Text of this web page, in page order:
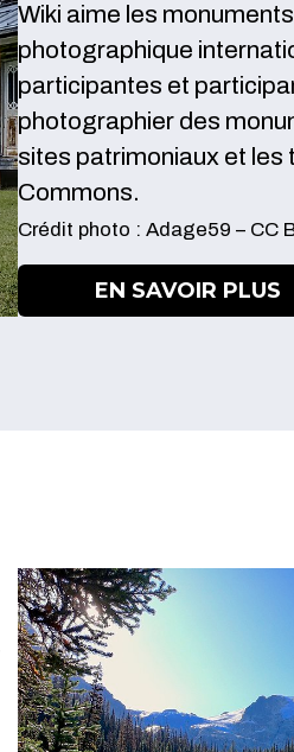
Wiki aime les
photographique
participantes et
photographier des
sites patrimoniaux et les
Commons.
Crédit photo : Adage59 – CC
EN SAVOIR PLUS